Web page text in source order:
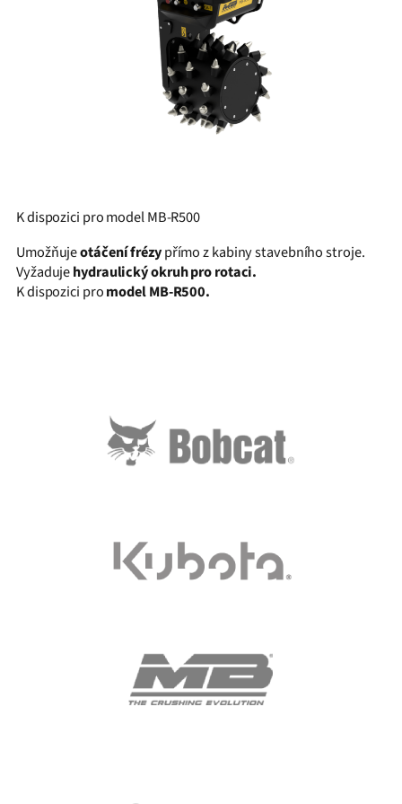
K dispozici pro model MB-R500
Umožňujeotáčení frézypřímo z kabiny stavebního stroje.
Vyžadujehydraulický okruh pro rotaci.
K dispozici promodel MB-R500.